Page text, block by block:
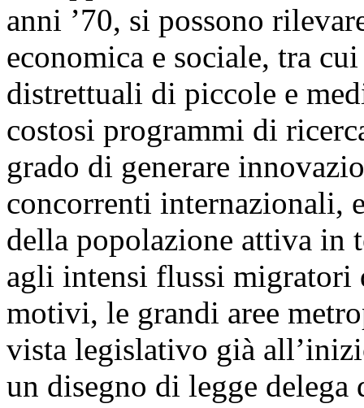
anni ’70, si possono
economica e sociale, tra
distrettuali di piccole e
costosi programmi di
grado di generare
concorrenti internazionali,
della popolazione attiva in
agli intensi flussi migratori
motivi, le grandi aree
vista legislativo già
un disegno di legge delega